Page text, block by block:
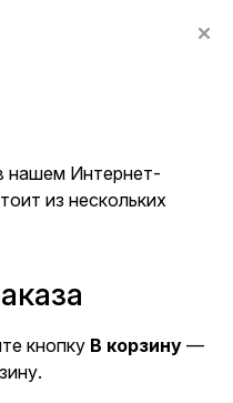
нашем Интернет-
из нескольких
кнопку В корзину —